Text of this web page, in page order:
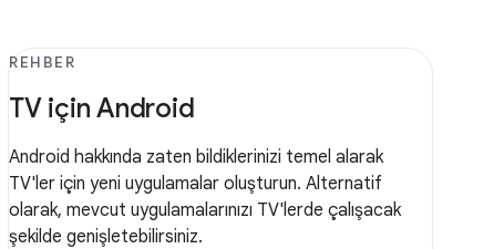
REHBER
TV için Android
Android hakkında zaten bildiklerinizi temel alarak
TV'ler için yeni uygulamalar oluşturun. Alternatif
olarak, mevcut uygulamalarınızı TV'lerde çalışacak
şekilde genişletebilirsiniz.